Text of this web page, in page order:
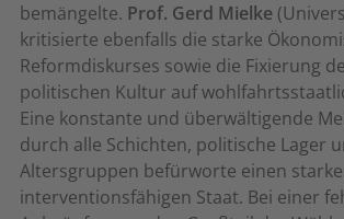
bemängelte. Prof. Gerd Mielke
kritisierte ebenfalls die starke
Reformdiskurses sowie die Fixierung
politischen Kultur auf
Eine konstante und überwältigende
durch alle Schichten, politische Lager
Altersgruppen befürworte einen
interventionsfähigen Staat. Bei einer